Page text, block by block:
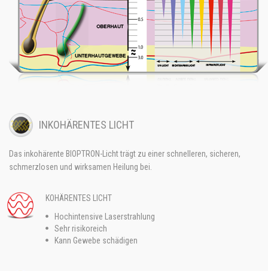
INKOHÄRENTES LICHT
Das inkohärente BIOPTRON-Licht trägt zu einer schnelleren, sicheren,
schmerzlosen und wirksamen Heilung bei.
KOHÄRENTES LICHT
Hochintensive Laserstrahlung
Sehr risikoreich
Kann Gewebe schädigen